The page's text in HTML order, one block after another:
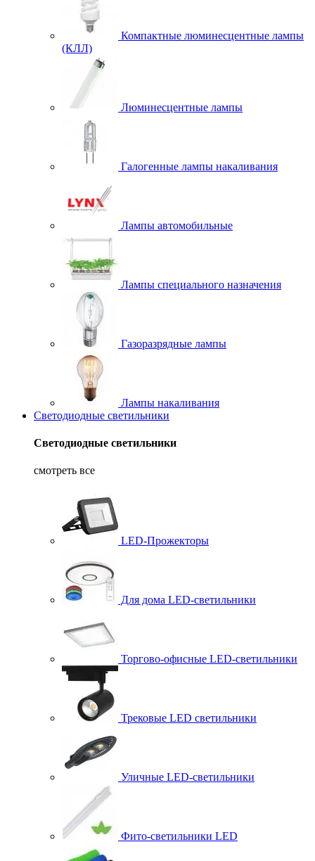
Компактные люминесцентные лампы
(КЛЛ)
Люминесцентные лампы
Галогенные лампы накаливания
Лампы автомобильные
Лампы специального назначения
Газоразрядные лампы
Лампы накаливания
Светодиодные светильники
Светодиодные светильники
смотреть все
LED-Прожекторы
Для дома LED-светильники
Торгово-офисные LED-светильники
Трековые LED светильники
Уличные LED-светильники
Фито-светильники LED